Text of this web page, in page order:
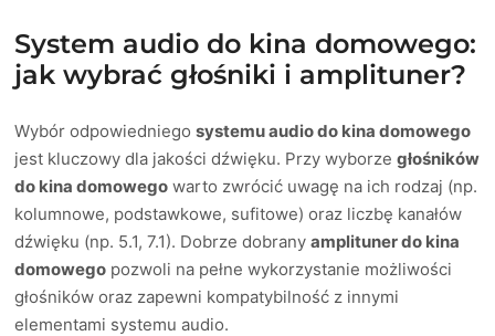
System audio do kina domowego:
jak wybrać głośniki i amplituner?
Wybór odpowiedniegosystemu audio do kina domowego
jest kluczowy dla jakości dźwięku. Przy wyborzegłośników
do kina domowego warto zwrócić uwagę na ich rodzaj (np.
kolumnowe, podstawkowe, sufitowe) oraz liczbę kanałów
dźwięku (np. 5.1, 7.1). Dobrze dobranyamplituner do kina
domowego pozwoli na pełne wykorzystanie możliwości
głośników oraz zapewni kompatybilność z innymi
elementami systemu audio.